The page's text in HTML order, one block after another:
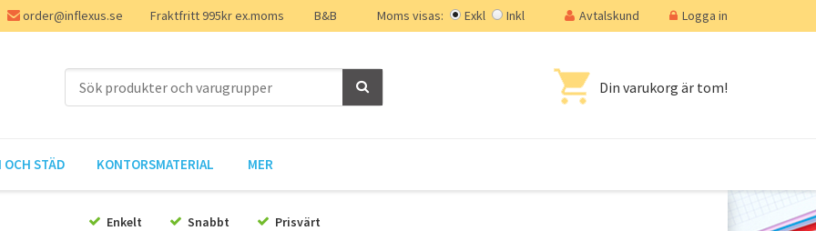
order@inflexus.se Fraktfritt 995kr ex.moms B&B Avtalskund Logga in
Moms visas: Exkl Inkl
Din varukorg är tom!
OCH STÄD KONTORSMATERIAL MER
Enkelt Snabbt
Prisvärt